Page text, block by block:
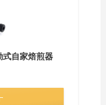
式自家焙煎器